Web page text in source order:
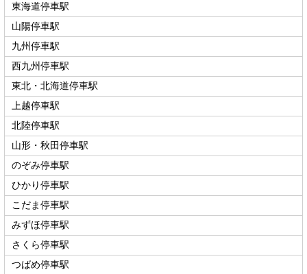
東海道停車駅
山陽停車駅
九州停車駅
西九州停車駅
東北・北海道停車駅
上越停車駅
北陸停車駅
山形・秋田停車駅
のぞみ停車駅
ひかり停車駅
こだま停車駅
みずほ停車駅
さくら停車駅
つばめ停車駅